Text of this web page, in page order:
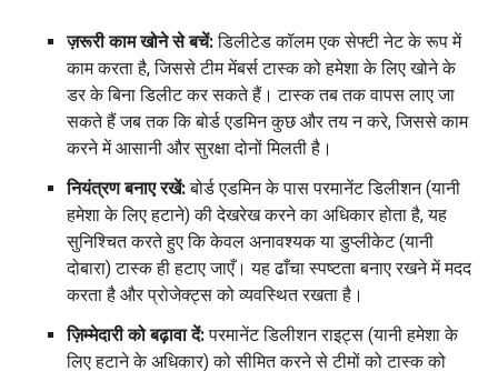
ज़रूरी काम खोने से बचें:डिलीटेड कॉलम एक सेफ्टी नेट के रूप में
काम करता है, जिससे टीम मेंबर्स टास्क को हमेशा के लिए खोने के
डर के बिना डिलीट कर सकते हैं। टास्क तब तक वापस लाए जा
सकते हैं जब तक कि बोर्ड एडमिन कुछ और तय न करे, जिससे काम
करने में आसानी और सुरक्षा दोनों मिलती है।
नियंत्रण बनाए रखें:बोर्ड एडमिन के पास परमानेंट डिलीशन (यानी
हमेशा के लिए हटाने) की देखरेख करने का अधिकार होता है, यह
सुनिश्चित करते हुए कि केवल अनावश्यक या डुप्लीकेट (यानी
दोबारा) टास्क ही हटाए जाएँ। यह ढाँचा स्पष्टता बनाए रखने में मदद
करता है और प्रोजेक्ट्स को व्यवस्थित रखता है।
ज़िम्मेदारी को बढ़ावा दें:परमानेंट डिलीशन राइट्स (यानी हमेशा के
लिए हटाने के अधिकार) को सीमित करने से टीमों को टास्क को